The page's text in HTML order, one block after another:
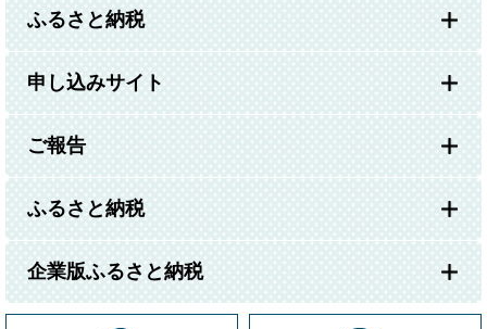
ふるさと納税
申し込みサイト
ご報告
ふるさと納税
企業版ふるさと納税